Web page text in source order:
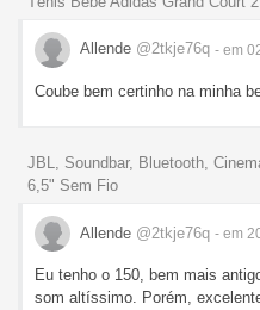
Allende @2tkje76q - em
Coube bem certinho na minha
JBL, Soundbar, Bluetooth,
6,5" Sem Fio
Allende @2tkje76q - em
Eu tenho o 150, bem mais
som altíssimo. Porém,